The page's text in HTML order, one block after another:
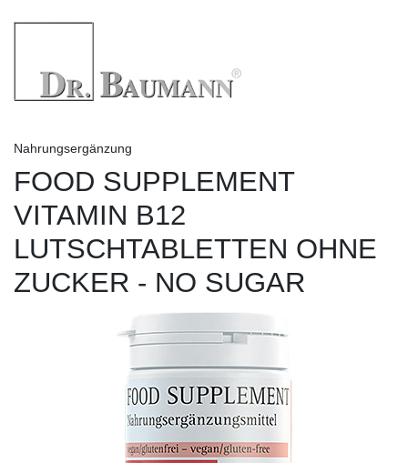
Nahrungsergänzung
FOOD SUPPLEMENT
VITAMIN B12
LUTSCHTABLETTEN OHNE
ZUCKER - NO SUGAR